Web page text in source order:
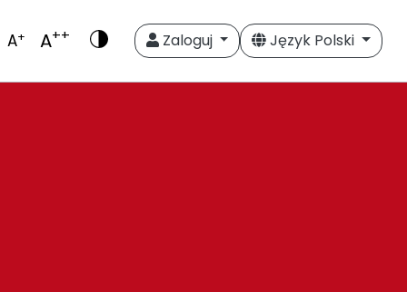
A+ A++ Zaloguj Język Polski